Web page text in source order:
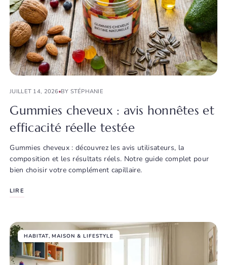
JUILLET 14, 2026 BY STÉPHANIE
Gummies cheveux : avis honnêtes et
efficacité réelle testée
Gummies cheveux : découvrez les avis utilisateurs, la
composition et les résultats réels. Notre guide complet pour
bien choisir votre complément capillaire.
LIRE
HABITAT,MAISON & LIFESTYLE